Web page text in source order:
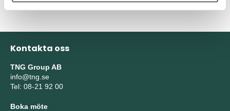
Kontakta oss
TNG Group AB
info@tng.se
Tel: 08-21 92 00
Boka möte